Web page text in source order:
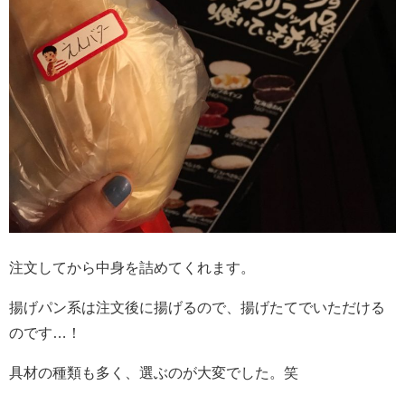
注文してから中身を詰めてくれます。
揚げパン系は注文後に揚げるので、揚げたてでいただける
のです…！
具材の種類も多く、選ぶのが大変でした。笑